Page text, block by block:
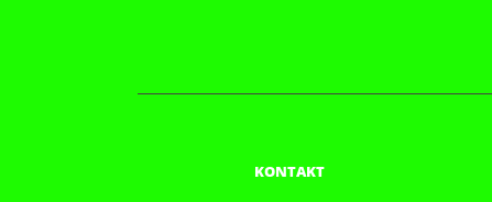
KONTAKT